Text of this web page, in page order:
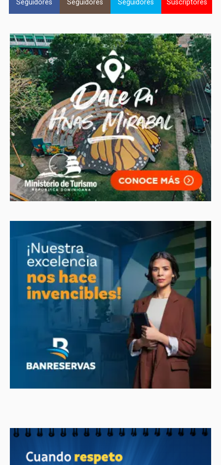
Seguidores Seguidores Seguidores Suscriptores